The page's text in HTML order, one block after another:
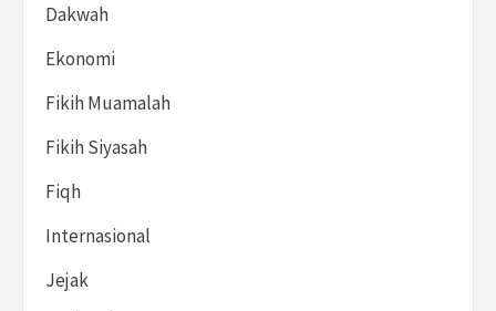
Dakwah
Ekonomi
Fikih Muamalah
Fikih Siyasah
Fiqh
Internasional
Jejak